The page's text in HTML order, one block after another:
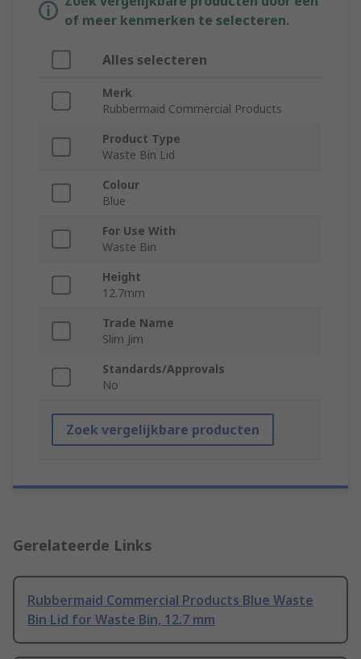
of meer kenmerken te selecteren.
Alles selecteren
Merk
Rubbermaid Commercial Products
Product Type
Waste Bin Lid
Colour
Blue
For Use With
Waste Bin
Height
12.7mm
Trade Name
Slim Jim
Standards/Approvals
No
Zoek vergelijkbare producten
Gerelateerde Links
Rubbermaid Commercial Products Blue Waste
Bin Lid for Waste Bin, 12.7 mm